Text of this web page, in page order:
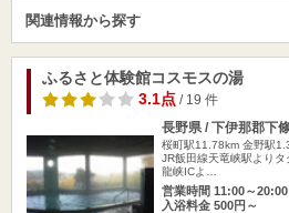
関連情報から探す
ふるさと体験館コスモスの湯
3.1点/ 19 件
長野県 / 下伊那郡下
桜町駅11.78km 金野駅
JR飯田線天竜峡駅より
龍峡ICよ…
営業時間 11:00～20:00
入浴料金 500円～